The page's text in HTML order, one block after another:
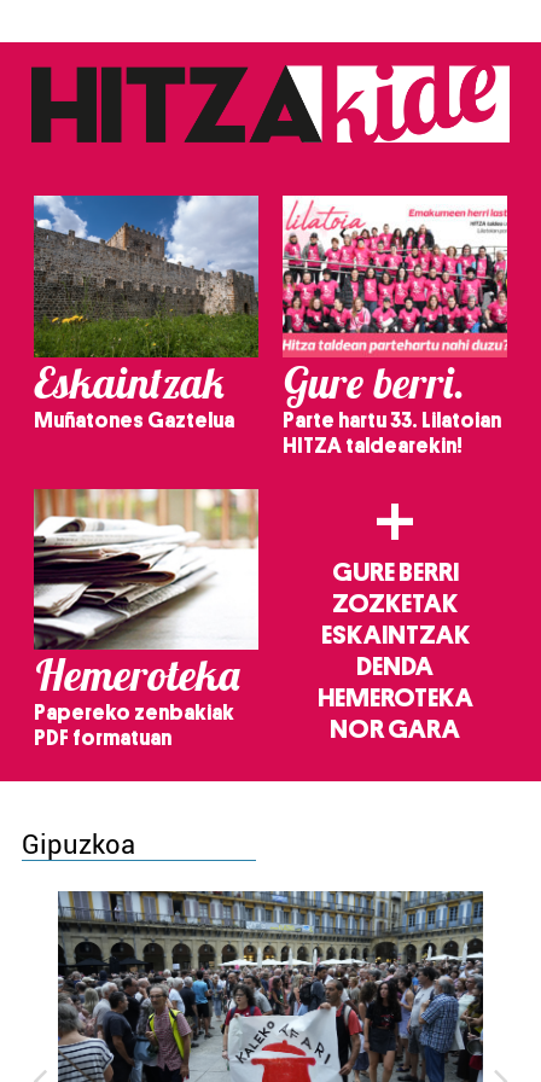
Eskaintzak
Muñatones Gaztelua
Gure berri.
Parte hartu 33. Lilatoian
HITZA taldearekin!
Hemeroteka
Papereko zenbakiak
PDF formatuan
+
GURE BERRI
ZOZKETAK
ESKAINTZAK
DENDA
HEMEROTEKA
NOR GARA
Gipuzkoa